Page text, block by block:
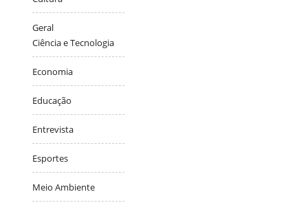
Geral
Ciência e Tecnologia
Economia
Educação
Entrevista
Esportes
Meio Ambiente